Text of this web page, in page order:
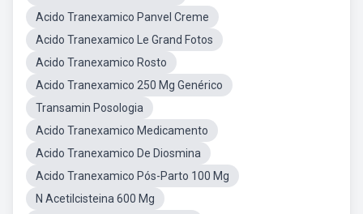
Acido Tranexamico Panvel Creme
Acido Tranexamico Le Grand Fotos
Acido Tranexamico Rosto
Acido Tranexamico 250 Mg Genérico
Transamin Posologia
Acido Tranexamico Medicamento
Acido Tranexamico De Diosmina
Acido Tranexamico Pós-Parto 100 Mg
N Acetilcisteina 600 Mg